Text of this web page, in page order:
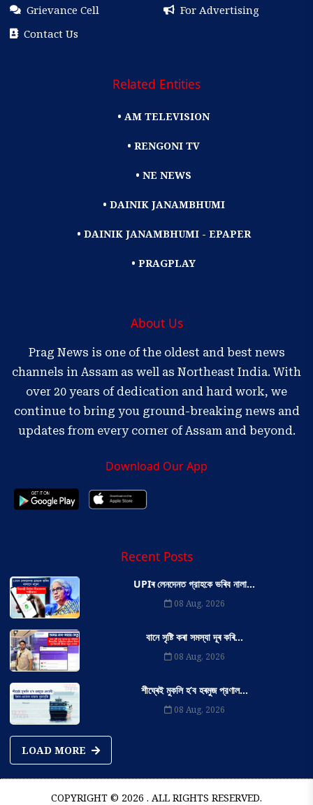
Grievance Cell
For Advertising
Contact Us
Related Entities
• AM TELEVISION
• RENGONI TV
• NE NEWS
• DAINIK JANAMBHUMI
• DAINIK JANAMBHUMI - EPAPER
• PRAGPLAY
About Us
Prag News is one of the oldest and best news
channels in Assam as well as Northeast India. With
over 20 years of dedication and hard work, we
continue to bring you ground-breaking news and
updates from every corner of Assam and beyond.
Download Our App
Recent Posts
UPIৰ লেনদেনত গ্রাহকে ভৰিব নালা...
08 Aug, 2026
বানে সৃষ্টি কৰা সমস্যা দূৰ কৰি...
08 Aug, 2026
শীঘ্ৰেই মুকলি হ’ব হৰমুজ প্রণাল...
08 Aug, 2026
LOAD MORE
COPYRIGHT © 2026 . ALL RIGHTS RESERVED.